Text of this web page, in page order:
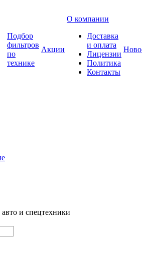
Подбор
фильтров
по
технике
Акции
О компании
Доставка
и оплата
Лицензии
Политика
Контакты
и спецтехники